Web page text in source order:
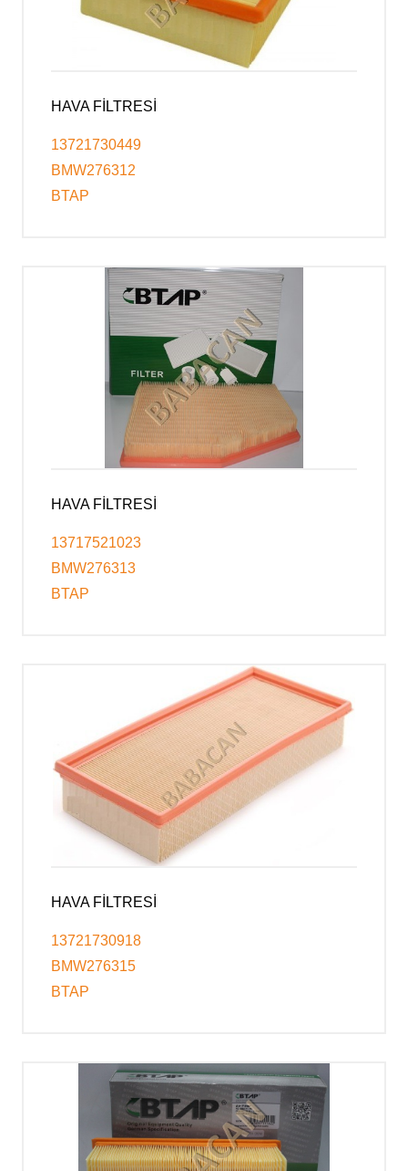
HAVA FİLTRESİ
13721730449
BMW276312
BTAP
HAVA FİLTRESİ
13717521023
BMW276313
BTAP
HAVA FİLTRESİ
13721730918
BMW276315
BTAP